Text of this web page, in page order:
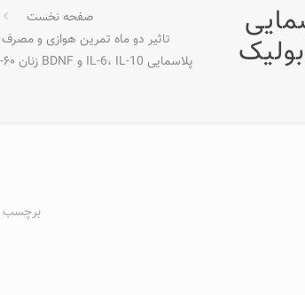
صفحه نخست
تاثیر دو ماه تمرین هوازی و
برچسب